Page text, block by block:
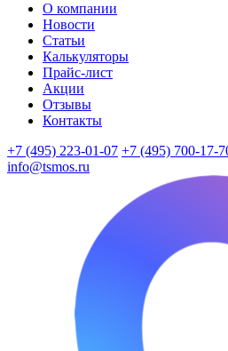
О компании
Новости
Статьи
Калькуляторы
Прайс-лист
Акции
Отзывы
Контакты
+7 (495) 223-01-07 +7 (495) 700-17-
info@tsmos.ru